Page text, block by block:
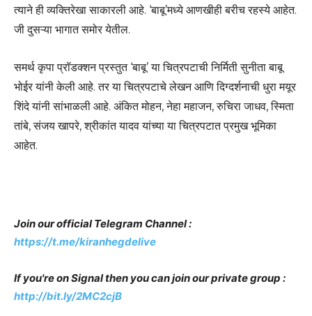
त्याने ही व्यक्तिरेखा साकारली आहे. ‘बाबू’मध्ये आणखीही बरीच रहस्ये आहेत.
जी दुसऱ्या भागात समोर येतील.
समर्थ कृपा प्रॉडक्शन प्रस्तुत ‘बाबू’ या चित्रपटाची निर्मिती सुनीता बाबू
भोईर यांनी केली आहे. तर या चित्रपटाचे लेखन आणि दिग्दर्शनाची धुरा मयूर
शिंदे यांनी सांभाळली आहे. अंकित मोहन, नेहा महाजन, रुचिरा जाधव, स्मिता
तांबे, संजय खापरे, श्रीकांत यादव यांच्या या चित्रपटात प्रमुख भूमिका
आहेत.
Join our official Telegram Channel :
https://t.me/kiranhegdelive
If you're on Signal then you can join our private group :
http://bit.ly/2MC2cjB